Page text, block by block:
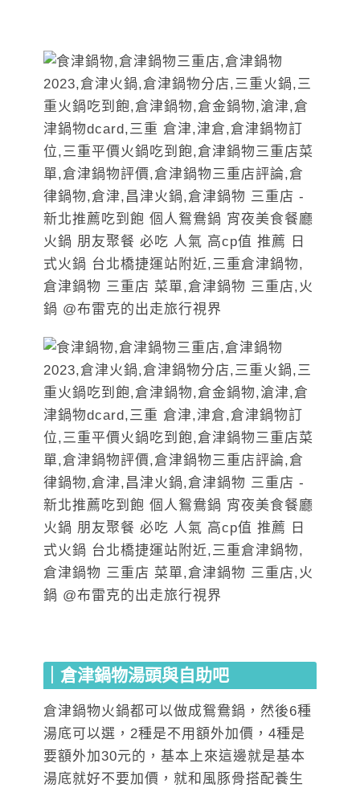
｜倉津鍋物湯頭與自助吧
倉津鍋物火鍋都可以做成鴛鴦鍋，然後6種
湯底可以選，2種是不用額外加價，4種是
要額外加30元的，基本上來這邊就是基本
湯底就好不要加價，就和風豚骨搭配養生